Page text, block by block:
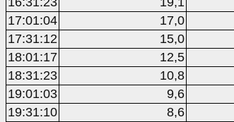
17:01:04
17,0
17:31:12
15,0
18:01:17
12,5
18:31:23
10,8
19:01:03
9,6
19:31:10
8,6